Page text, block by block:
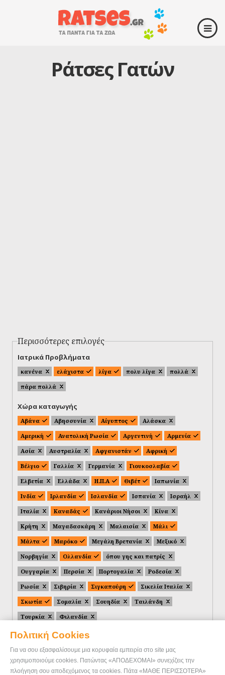
Πολιτική Cookies
Για να σου εξασφαλίσουμε μια κορυφαία εμπειρία στο site μας
χρησιμοποιούμε cookies. Πατώντας «ΑΠΟΔΕΧΟΜΑΙ» συνεχίζεις την
πλοήγηση σου αποδεχόμενος τα cookies. Πάτα «ΜΑΘΕ ΠΕΡΙΣΣΟΤΕΡΑ»
Ράτσες Γατών
Περισσότερες επιλογές
Ιατρικά Προβλήματα
κανένα ελάχιστα λίγα πολυ λίγα
πολλά
πάρα πολλά
Χώρα καταγωγής
Αβάνα Αβησσυνία Αίγυπτος
Αλάσκα
Αμερική
Ανατολική Ρωσία Αργεντινή
Αρμενία
Ασία
Αυστραλία Αφγανιστάν
Αφρική
Βέλγιο
Γαλλία Γερμανία
Γιουκοσλαβία
Ελβετία
Ελλάδα Η.Π.Α Θιβέτ
Ιαπωνία
Ινδία
Ιρλανδία Ισλανδία Ισπανία
Ισραήλ
Ιταλία
Καναδάς Κανάριοι Νήσοι
Κίνα
Κρήτη
Μαγαδασκάρη Μαλαισία
Μάλι
Μάλτα
Μαρόκο Μεγάλη Βρετανία
Μεξικό
Νορβηγία
Ολλανδία
όπου γης και πατρίς
Ουγγαρία
Περσία Πορτογαλία
Ροδεσία
Ρωσία
Σιβηρία Σιγκαπούρη
Σικελία Ιταλία
Σκωτία
Σομαλία Σουηδία
Ταιλάνδη
Τουρκία
Φιλανδία